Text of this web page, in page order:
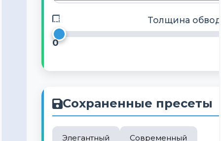
Толщина
0
Сохраненные пресеты
Элегантный Современный